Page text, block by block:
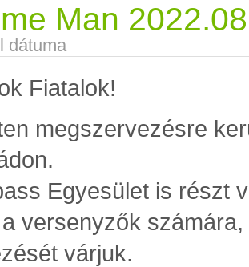
Man
dátuma
Fiatalok!
megszervezésre
Egyesület is részt
versenyzők
várjuk.